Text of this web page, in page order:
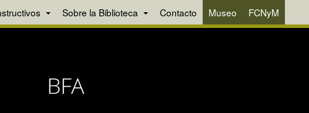
Sobre la Biblioteca Contacto Museo FCNyM